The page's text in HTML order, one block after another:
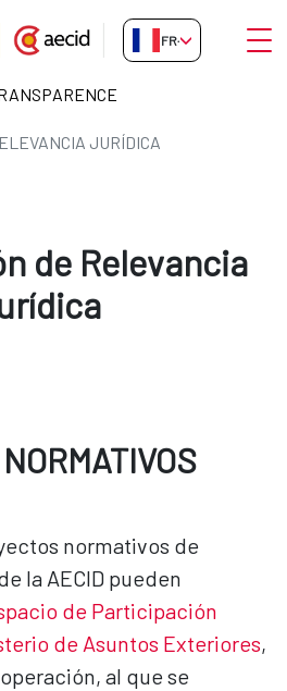
Relevancia
FR-FR
JURÍDICA
de Relevancia
normativos de
la AECID pueden
de Participación
de Asuntos Exteriores,
al que se